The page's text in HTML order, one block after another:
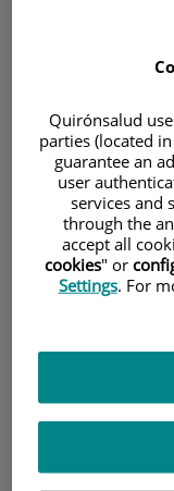
Description
¿Qué es
del hombro
Es la
de las lesiones
hombro, en
labrum y de los
Quirónsalud
parties (located
guarantee an
user
services and
through the
accept all
cookies" or
Settings. For